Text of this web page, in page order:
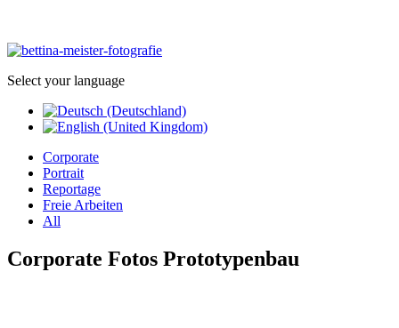
Select your language
Corporate
Portrait
Reportage
Freie Arbeiten
All
Corporate Fotos Prototypenbau